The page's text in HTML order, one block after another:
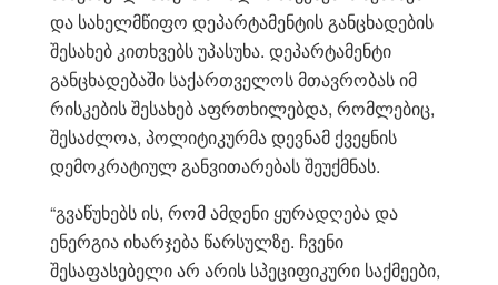
და სახელმწიფო დეპარტამენტის განცხადების
შესახებ კითხვებს უპასუხა. დეპარტამენტი
განცხადებაში საქართველოს მთავრობას იმ
რისკების შესახებ აფრთხილებდა, რომლებიც,
შესაძლოა, პოლიტიკურმა დევნამ ქვეყნის
დემოკრატიულ განვითარებას შეუქმნას.
“გვაწუხებს ის, რომ ამდენი ყურადღება და
ენერგია იხარჯება წარსულზე. ჩვენი
შესაფასებელი არ არის სპეციფიკური საქმეები,